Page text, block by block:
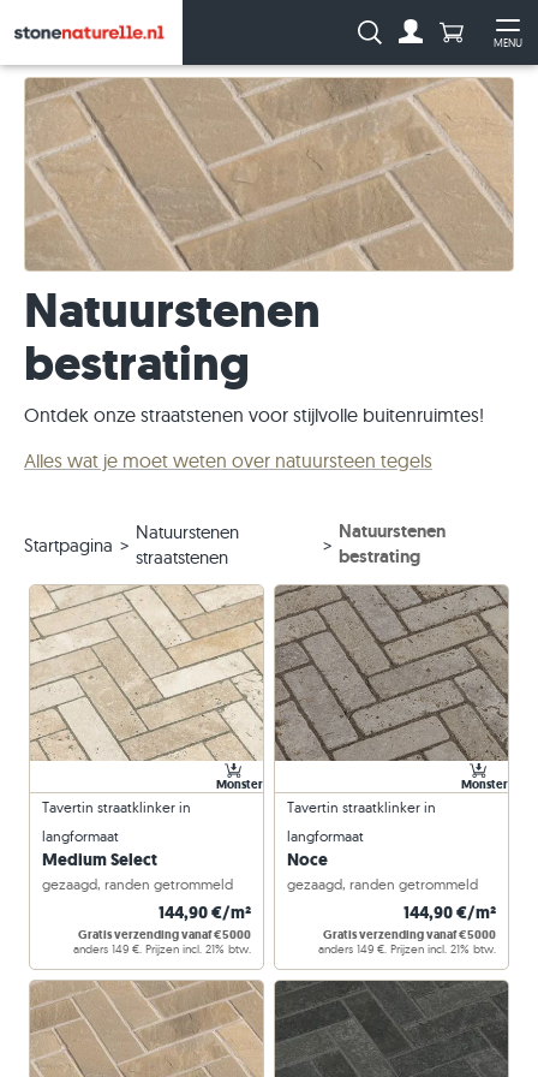
MENU
Zoeken: Aantal
Natuurstenen
bestrating
Ontdek onze straatstenen voor stijlvolle buitenruimtes!
Alles wat je moet weten over natuursteen tegels
Startpagina
Natuurstenen
straatstenen
Natuurstenen
bestrating
Tavertin straatklinker in
langformaat
Medium Select
gezaagd, randen getrommeld
144,90 €/m²
Gratis verzending vanaf €5000
anders 149 €. Prijzen incl. 21% btw.
Monster
Tavertin straatklinker in
langformaat
Noce
gezaagd, randen getrommeld
144,90 €/m²
Gratis verzending vanaf €5000
anders 149 €. Prijzen incl. 21% btw.
Monster